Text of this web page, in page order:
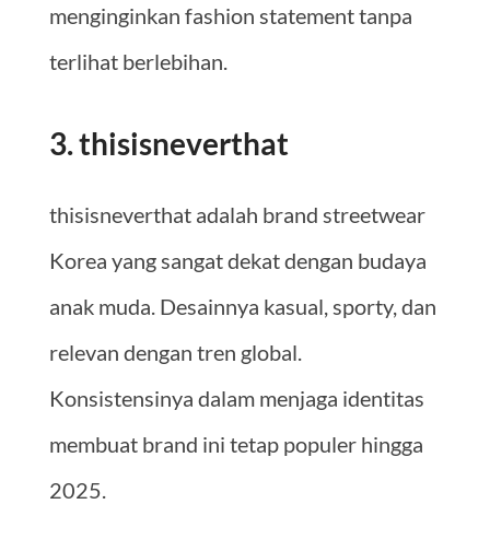
menginginkan fashion statement tanpa
terlihat berlebihan.
3. thisisneverthat
thisisneverthat adalah brand streetwear
Korea yang sangat dekat dengan budaya
anak muda. Desainnya kasual, sporty, dan
relevan dengan tren global.
Konsistensinya dalam menjaga identitas
membuat brand ini tetap populer hingga
2025.